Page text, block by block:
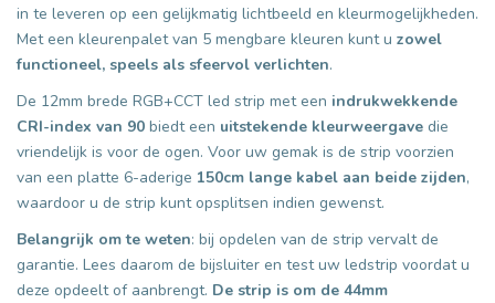
in te leveren op een gelijkmatig lichtbeeld en kleurmogelijkheden.
Met een kleurenpalet van 5 mengbare kleuren kunt u zowel
functioneel, speels als sfeervol verlichten.
De 12mm brede RGB+CCT led strip met een indrukwekkende
CRI-index van 90 biedt een uitstekende kleurweergave die
vriendelijk is voor de ogen. Voor uw gemak is de strip voorzien
van een platte 6-aderige 150cm lange kabel aan beide zijden,
waardoor u de strip kunt opsplitsen indien gewenst.
Belangrijk om te weten: bij opdelen van de strip vervalt de
garantie. Lees daarom de bijsluiter en test uw ledstrip voordat u
deze opdeelt of aanbrengt. De strip is om de 44mm